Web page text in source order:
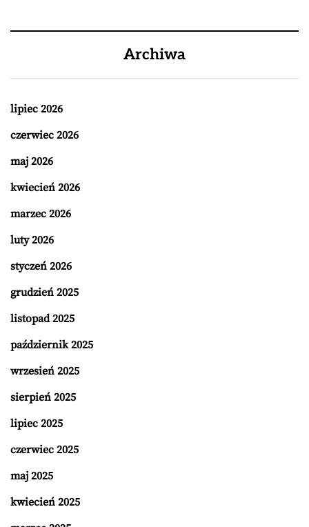
Archiwa
lipiec 2026
czerwiec 2026
maj 2026
kwiecień 2026
marzec 2026
luty 2026
styczeń 2026
grudzień 2025
listopad 2025
październik 2025
wrzesień 2025
sierpień 2025
lipiec 2025
czerwiec 2025
maj 2025
kwiecień 2025